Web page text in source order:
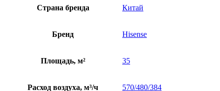
Страна бренда Китай
Бренд Hisense
Площадь, м² 35
Расход воздуха, м³/ч 570/480/384